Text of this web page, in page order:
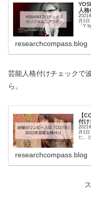
人
2021
月1
「Y
researchcompass.blog
芸能人格付けチェックで
ら。
【
付け
2021
月1
た。
researchcompass.blog